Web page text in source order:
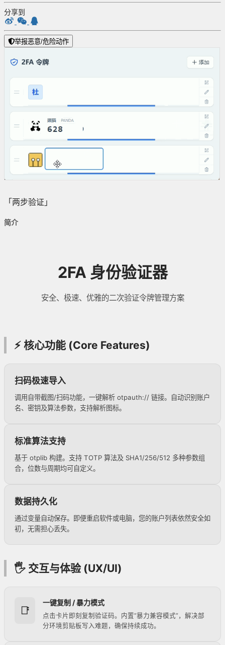
分享到
举报恶意/危险动作
「两步验证」
简介
2FA 身份验证器
安全、极速、优雅的二次验证令牌管理方案
⚡️ 核心功能 (Core Features)
扫码极速导入
调用自带截图/扫码功能，一键解析 otpauth:// 链接。自动识别账户
名、密钥及算法参数，支持解析图标。
标准算法支持
基于 otplib 构建。支持 TOTP 算法及 SHA1/256/512 多种参数组
合，位数与周期均可自定义。
数据持久化
通过变量自动保存。即便重启软件或电脑，您的账户列表依然安全如
初，无需担心丢失。
🖐 交互与体验 (UX/UI)
📑
一键复制 / 暴力模式
点击卡片即刻复制验证码。内置“暴力兼容模式”，解决部
分环境剪贴板写入难题，确保持续成功。